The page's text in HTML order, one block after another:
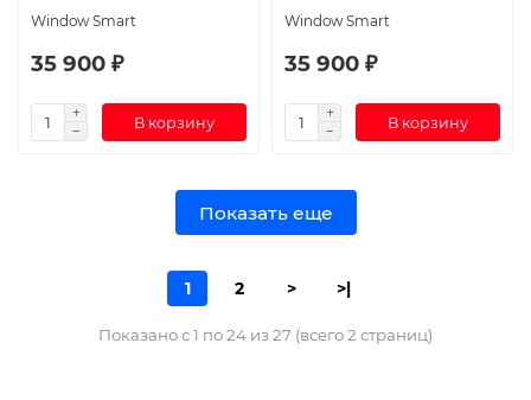
Window Smart
35 900 ₽
В корзину
Window Smart
35 900 ₽
В корзину
Показать еще
1 2 > >|
Показано с 1 по 24 из 27 (всего 2 страниц)